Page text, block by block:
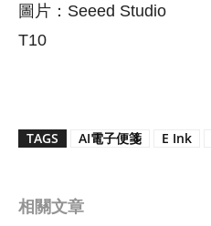
圖片：Seeed Studio
T10
TAGS AI電子便箋 E Ink
相關文章